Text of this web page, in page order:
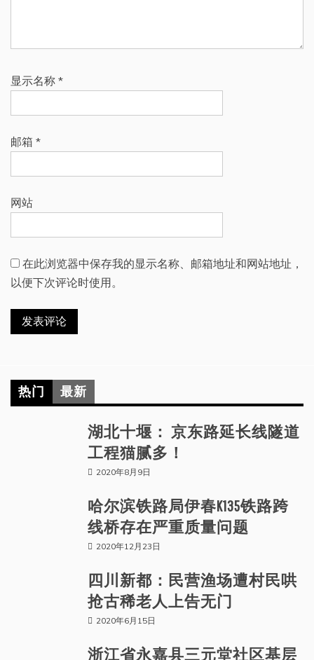
显示名称 *
邮箱 *
网站
在此浏览器中保存我的显示名称、邮箱地址和网站地址，
以便下次评论时使用。
热门 最新
湖北十堰： 京东路延长线隧道
工程猫腻多！
2020年8月9日
哈尔滨铁路局伊春K135铁路跨
线桥存在严重质量问题
2020年12月23日
四川新都：民营渔场遭村民哄
抢古稀老人上告无门
2020年6月15日
浙江省永嘉县三元堂社区基层